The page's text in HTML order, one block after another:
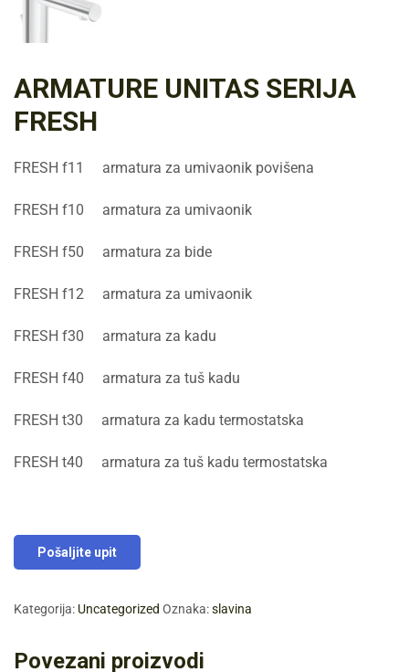
ARMATURE UNITAS SERIJA
FRESH
FRESH f11 armatura za umivaonik povišena
FRESH f10 armatura za umivaonik
FRESH f50 armatura za bide
FRESH f12 armatura za umivaonik
FRESH f30 armatura za kadu
FRESH f40 armatura za tuš kadu
FRESH t30 armatura za kadu termostatska
FRESH t40 armatura za tuš kadu termostatska
Pošaljite upit
Kategorija: Uncategorized Oznaka:slavina
Povezani proizvodi